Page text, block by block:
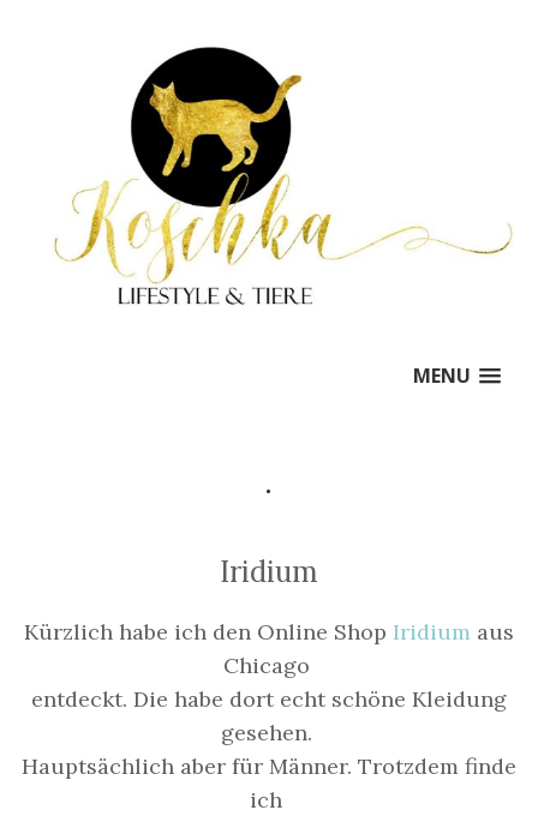
MENU
.
Iridium
Kürzlich habe ich den Online Shop Iridium aus
Chicago
entdeckt. Die habe dort echt schöne Kleidung
gesehen.
Hauptsächlich aber für Männer. Trotzdem finde
ich